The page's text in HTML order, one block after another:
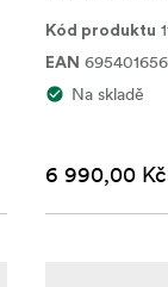
Kód produktu
EAN
Na skladě
6 990,00 Kč